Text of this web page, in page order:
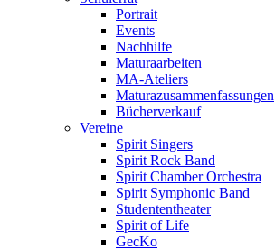
Portrait
Events
Nachhilfe
Maturaarbeiten
MA-Ateliers
Maturazusammenfassungen
Bücherverkauf
Vereine
Spirit Singers
Spirit Rock Band
Spirit Chamber Orchestra
Spirit Symphonic Band
Studententheater
Spirit of Life
GecKo